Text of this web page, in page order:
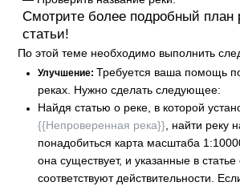
Смотрите более подробный план
статьи!
По этой теме необходимо выполнить
Улучшение: Требуется ваша помощь
реках. Нужно сделать следующее:
Найдя статью о реке, в которой
{{Непроверенная река}} , найти реку
понадобиться карта масштаба
она существует, и указанные в
соответствуют действительности.